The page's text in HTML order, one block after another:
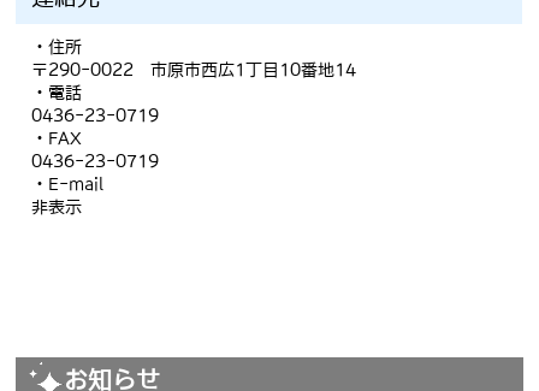
・住所
〒290-0022 市原市西広1丁目10番地14
・電話
0436-23-0719
・FAX
0436-23-0719
・E-mail
非表示
お知らせ